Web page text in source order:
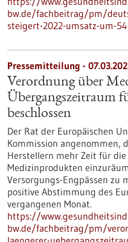
bw.de/fachbeitrag/pm/
steigert-2022-umsatz-um-
Pressemitteilung -
Verordnung über
Übergangszeitraum
beschlossen
Der Rat der Europäischen
Kommission angenommen,
Herstellern mehr Zeit für
Medizinprodukten
Versorgungs-Engpässen zu
positive Abstimmung des
vergangenen Monat.
https://
bw.de/fachbeitrag/pm/